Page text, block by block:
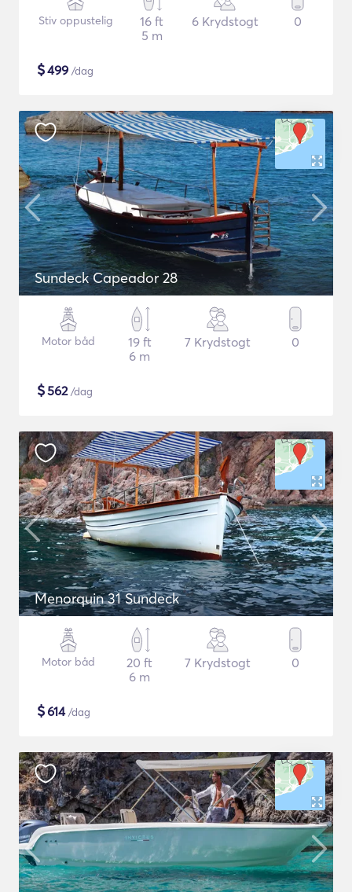
Stiv oppustelig
16 ft
5 m
6 Krydstogt 0
$499 /dag
Sundeck Capeador 28
Motor båd
19 ft
6 m
7 Krydstogt 0
$562/dag
Menorquin 31 Sundeck
Motor båd
20 ft
6 m
7 Krydstogt 0
$614/dag